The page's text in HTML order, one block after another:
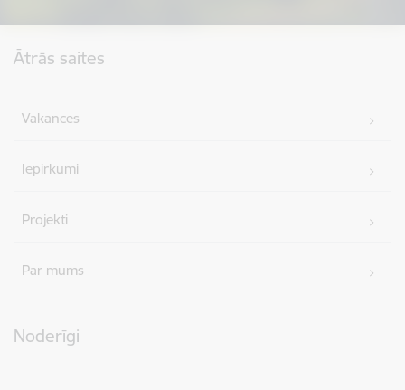
Ātrās saites
Vakances
Iepirkumi
Projekti
Par mums
Noderīgi